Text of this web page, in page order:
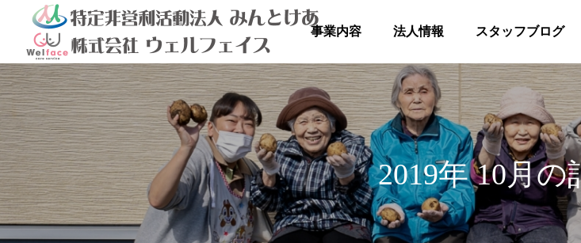
事業内容 法人情報 スタッフブログ

2019年 10月の